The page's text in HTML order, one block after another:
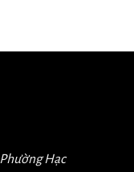
Hạc